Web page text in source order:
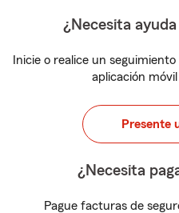
¿Necesita
Inicie o realice un
aplicación
Presente
¿Necesita
Pague facturas de